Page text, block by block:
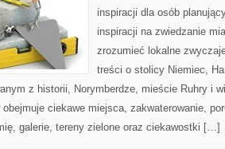
inspiracji dla osób
inspiracji na zwiedzanie
zrozumieć lokalne
treści o stolicy Niemiec,
z historii, Norymberdze, mieście Ruhry i
ciekawe miejsca, zakwaterowanie,
galerie, tereny zielone oraz ciekawostki […]